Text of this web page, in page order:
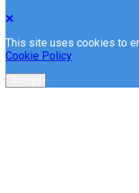
This site uses cookies to
Cookie Policy